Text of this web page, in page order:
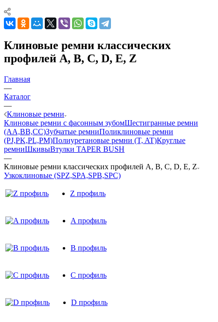
Клиновые ремни классических
профилей A, B, C, D, E, Z
Главная
—
Каталог
—
Клиновые ремни
Клиновые ремни с фасонным зубомШестигранные ремни
(AA,BB,CC)Зубчатые ремниПоликлиновые ремни
(PJ,PK,PL,PM)Полиуретановые ремни (T, AT)Круглые
ремниШкивыВтулки TAPER BUSH
—
Клиновые ремни классических профилей A, B, C, D, E, Z
Узкоклиновые (SPZ,SPA,SPB,SPC)
Z профиль
A профиль
B профиль
C профиль
D профиль